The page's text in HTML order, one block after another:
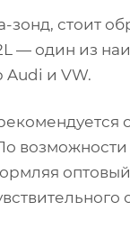
зонд, стоит
— один из
Audi и VW.
оптовый